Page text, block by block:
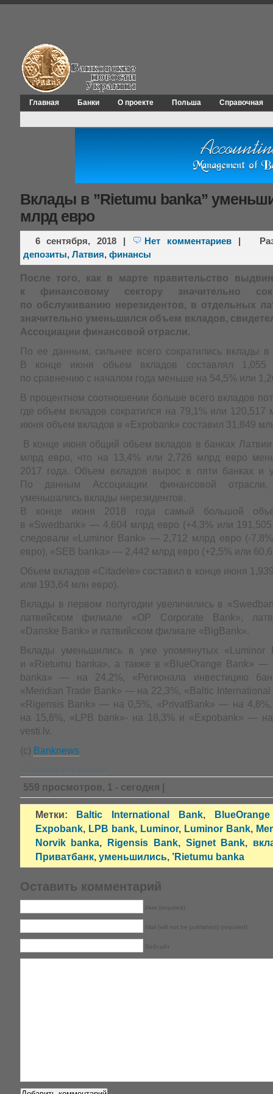
Главная Банки О проекте Польша Справочная
Вклады в ’’Rietumu bankа’’
млрд евро
6 сентября, 2018 | Нет комментариев |
депозиты, Латвия, финансы
После того, как в марте правительство
к финансовому сектору значительно
по обслуживанию нерезидентов, в отдельных
значительно уменьшился объем вкладов,
Ассоциации финансовой отрасли.
По ее данным, сильнее всего сократились вклады
В конце июня объем вкладов составлял
по сравнению с началом года меньше на 54,5% или
В процентном соотношении больше всего вкладов
где объем вкладов сократился на 79,1% или
июня объем вкладов в «Expobank» составил 31,849
В конце июня общий объем вкладов в банках Латвии
млрд евро, что на 13,4% или 2,726 млрд евро
2017 года. Объем вкладов вырос в пяти банках и
По данным Ассоциации финансовой отрасли,
уменьшались вклады нерезидентов.
В конце июня 2018 года самый большой
в «Swedbank» — 4,604 млрд евро (+4,3% или
следовали «Luminor Bank» — 2,712 млрд евро (-
евро), «SEB banka» — 2,442 млрд евро (+2,5% или
Объем вкладов «Citadele» составил в конце июня
или 193,64 млн евро).
Вклады в первом полугодии увеличились в
латвийском филиале «OP Corporate Bank»,
«Danske Bank» и латвийском филиале «BigBank».
Вклады уменьшились в уже упомянутых «Luminor
и «Rietumu bankа», а также в «BlueOrange Bank» —
bankа» — на 24,2%, «Регионала инвестицию
«Meridian Trade Bank» — на 22,3%, «Baltic
«Rigensis Bank» — на 0,5%, «PrivatBank» — на
на 15,6%, «LPB bank»- на 18,3% и «Expobank» —
vesti.lv.
(c) Banknews
559 просмотров, 1 - сегодня |
Метки: Baltic International Bank,
Expobank, LPB bank, Luminor, Luminor Bank,
Norvik bankа, Rigensis Bank, Signet Bank,
Приватбанк, уменьшились, ’Rietumu bankа
Оставить комментарий
Имя (required)
Mail (will not be published) (required)
Вебсайт